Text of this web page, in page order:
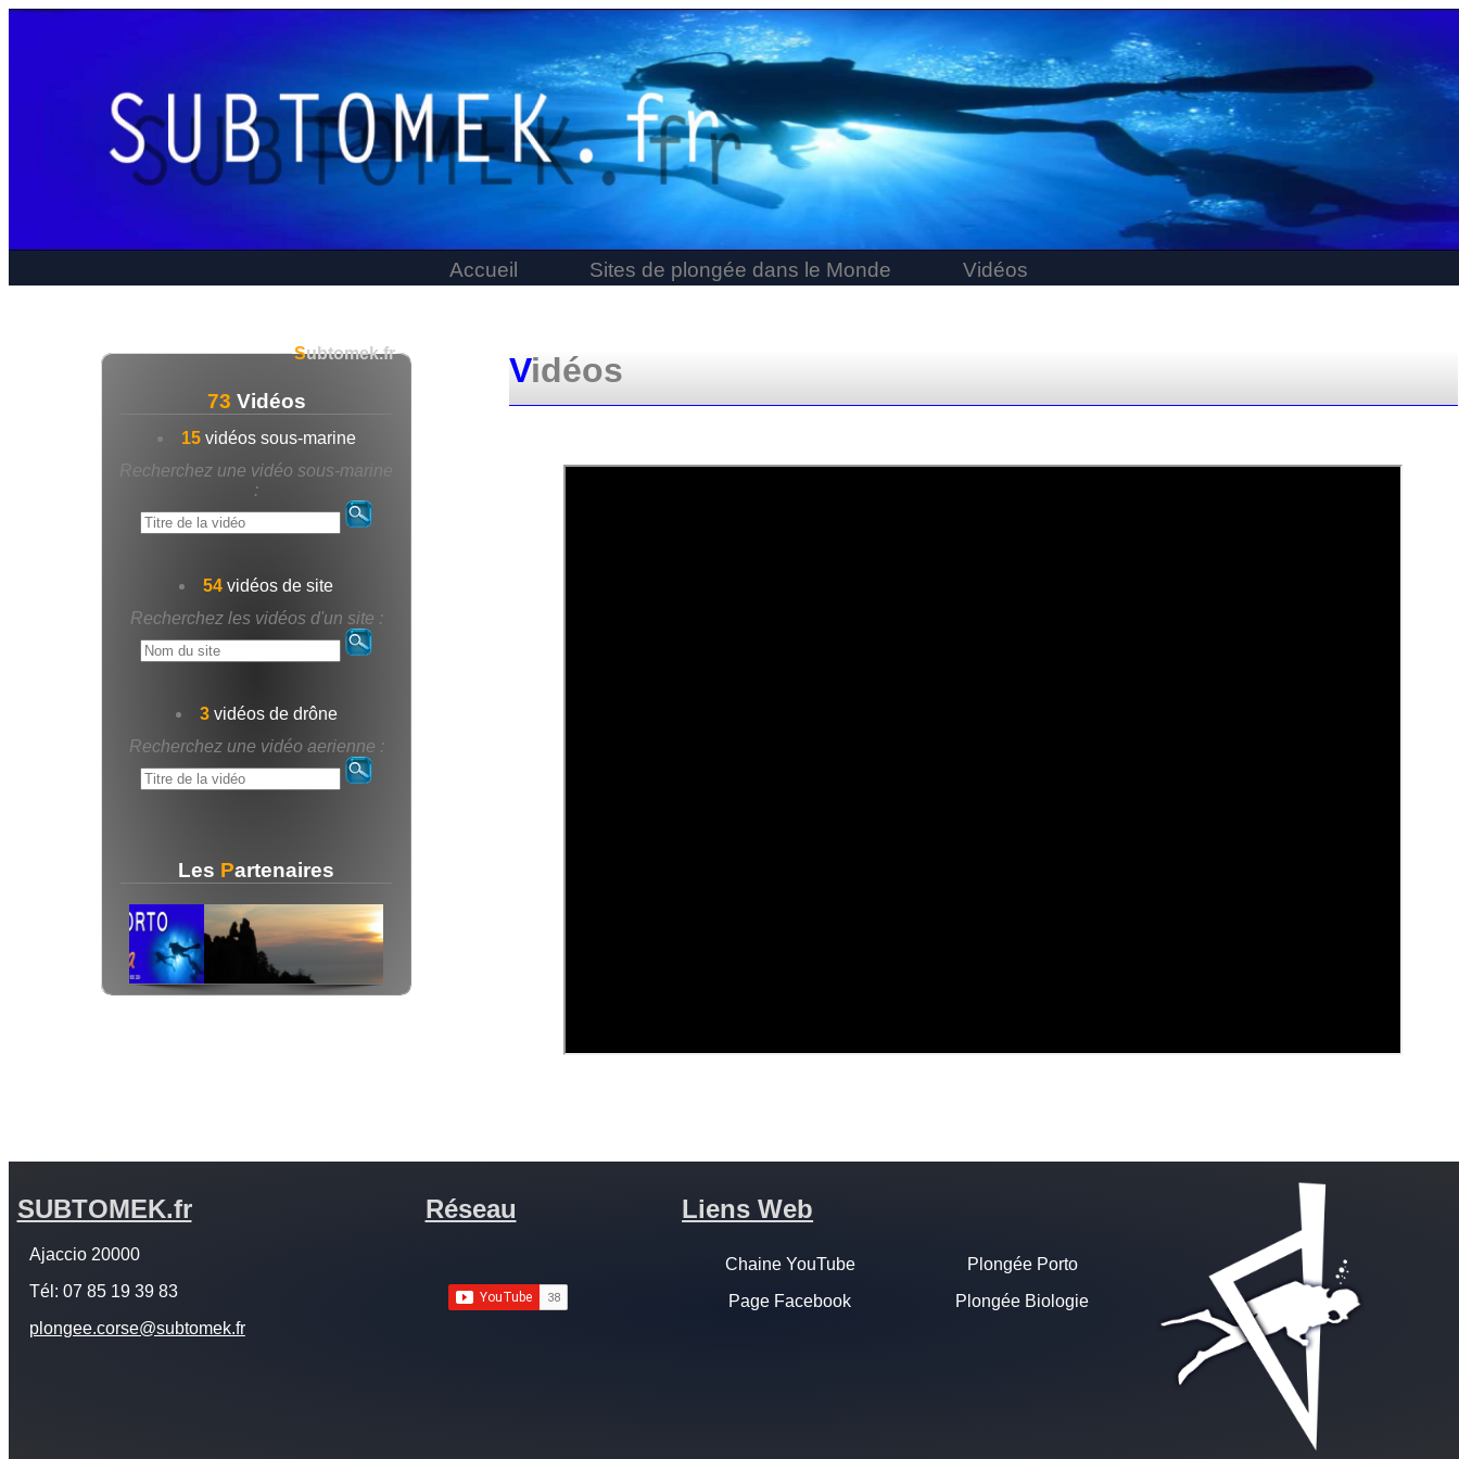
Accueil Sites de plongée dans le Monde Vidéos
Subtomek.fr
73 Vidéos
15vidéos sous-marine
Recherchez une vidéo sous-marine
:
54 vidéos de site
Recherchez les vidéos d'un site :
3vidéos de drône
Recherchez une vidéo aerienne :
Les Partenaires
Vidéos
SUBTOMEK.fr
Ajaccio 20000
Tél: 07 85 19 39 83
plongee.corse@subtomek.fr
Réseau Liens Web
Chaine YouTube
Plongée Porto
Page Facebook
Plongée Biologie